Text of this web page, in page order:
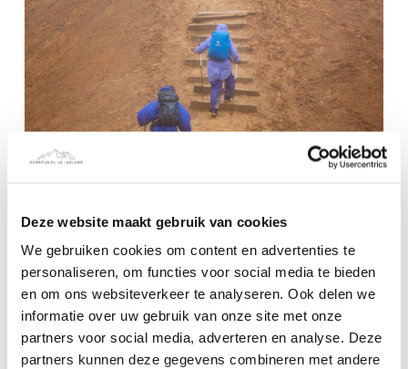
Deze website maakt gebruik van cookies
We gebruiken cookies om content en advertenties te
personaliseren, om functies voor social media te bieden
en om ons websiteverkeer te analyseren. Ook delen we
informatie over uw gebruik van onze site met onze
partners voor social media, adverteren en analyse. Deze
partners kunnen deze gegevens combineren met andere